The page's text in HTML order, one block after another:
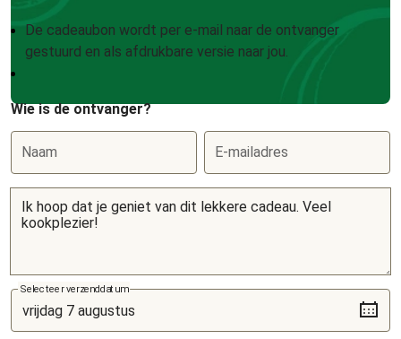
De cadeaubon wordt per e-mail naar de ontvanger
gestuurd en als afdrukbare versie naar jou.
Wie is de ontvanger?
Naam E-mailadres
Selecteer verzenddatum